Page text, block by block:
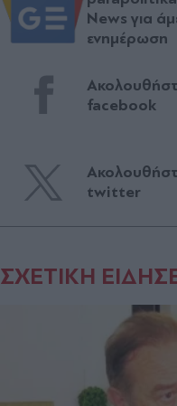
News για
ενημέρωση
facebook
twitter
ΣΧΕΤΙΚΗ